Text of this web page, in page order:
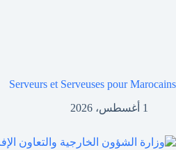
Serveurs et Serveuses pour Marocains
1 أغسطس، 2026